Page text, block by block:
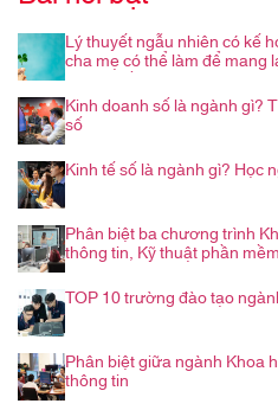
Lý thuyết ngẫu nhiên có kế
cha mẹ có thể làm để mang
trình nghề nghiệp
Kinh doanh số là ngành gì?
số
Kinh tế số là ngành gì? Học
Phân biệt ba chương trình
thông tin, Kỹ thuật phần mềm
TOP 10 trường đào tạo
Phân biệt giữa ngành Khoa
thông tin